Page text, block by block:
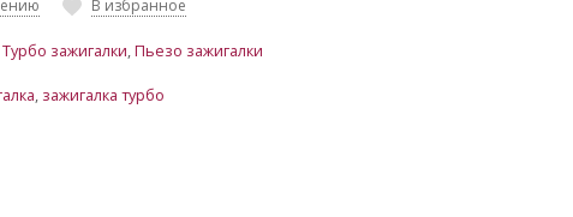
В избранное
Турбо зажигалки,Пьезо зажигалки
, зажигалка турбо